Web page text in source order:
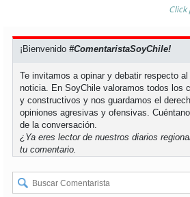
Click
¡Bienvenido#ComentaristaSoyChile!
Te invitamos a opinar y debatir respecto
noticia. En SoyChile valoramos todos los
y constructivos y nos guardamos el
opiniones agresivas y ofensivas.
de la conversación.
¿Ya eres lector de nuestros diarios
tu comentario.